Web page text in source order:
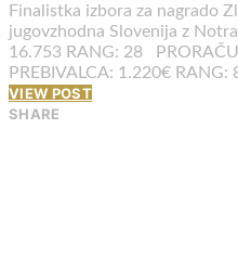
Finalistka izbora za nagrado
jugovzhodna Slovenija z
16.753 RANG: 28
PREBIVALCA: 1.220€ RANG:
VIEW POST
SHARE